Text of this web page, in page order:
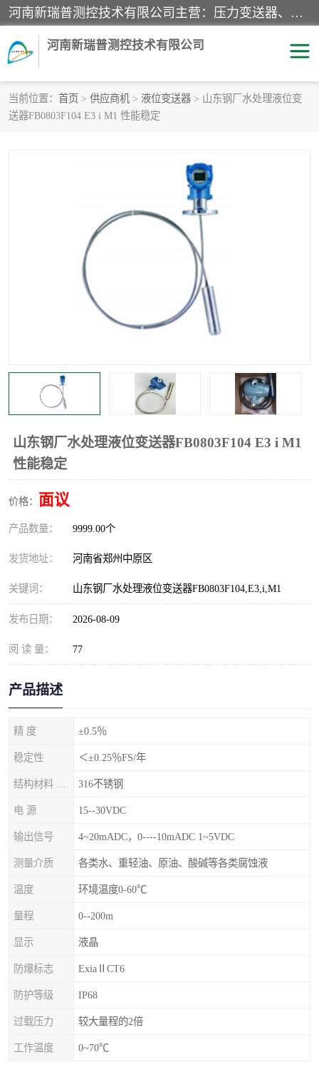
河南新瑞普测控技术有限公司主营：压力变送器、液位变送器、差压变送器、雷达料位计、电容物位计、温度显示控制仪表、电量变送器、流量计、工业自动化系统成套设备。
河南新瑞普测控技术有限公司
当前位置： 首页 > 供应商机 > 液位变送器 > 山东钢厂水处理液位变
送器FB0803F104 E3 i M1 性能稳定
山东钢厂水处理液位变送器FB0803F104 E3 i M1
性能稳定
价格： 面议
产品数量： 9999.00个
发货地址： 河南省郑州中原区
关键词： 山东钢厂水处理液位变送器FB0803F104,E3,i,M1
发布日期： 2026-08-09
阅 读 量： 77
产品描述
精 度 ±0.5％
稳定性 ＜±0.25％FS/年
316不锈钢
电 源 15--30VDC
输出信号 4~20mADC，0----10mADC 1~5VDC
测量介质 各类水、重轻油、原油、酸碱等各类腐蚀液
温度 环境温度0-60℃
量程 0--200m
显示 液晶
防爆标志 ExiaⅡCT6
防护等级 IP68
过载压力 较大量程的2倍
工作温度 0~70℃
霍尼韦尔压力变送器
精巧型压力变送器
雷达料位计
标准型工业压力变送器 罐旁显示仪
温度传感器变送器
电容物位计
电量变送器